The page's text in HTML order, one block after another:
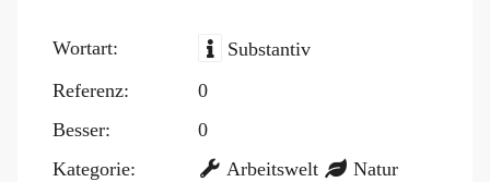
Blog
Wortart:
Substantiv
Referenz:
0
Besser:
0
Kategorie:
Arbeitswelt
Natur